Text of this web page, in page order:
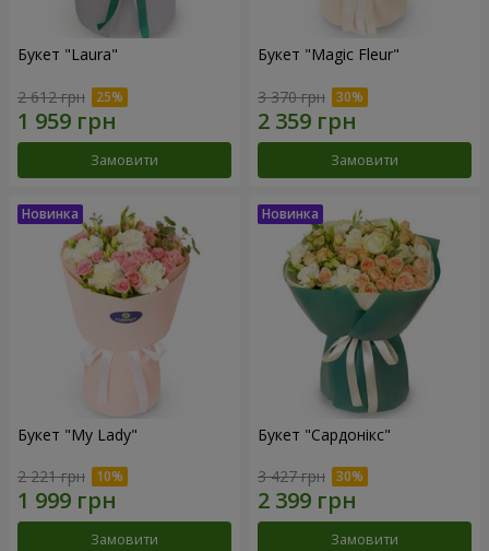
Букет "Laura"
2 612 грн
Замовити
Букет "Magic Fleur"
3 370 грн
Замовити
Букет "My Lady"
2 221 грн
Замовити
Букет "Сардонікс"
3 427 грн
Замовити